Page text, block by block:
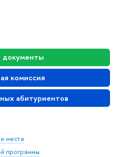
документы
комиссия
абитуриенто
места
программы